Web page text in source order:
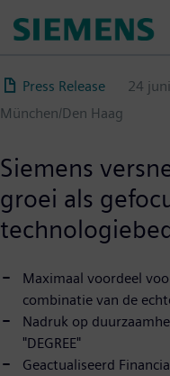
en
de
inhoud
gaan
Press Release 24
München/Den Haag
Siemens
groei als
Maximaal voordeel
combinatie van de
Nadruk op
"DEGREE"
Geactualiseerd